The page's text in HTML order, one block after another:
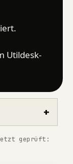
Utildesk-
geprüft: